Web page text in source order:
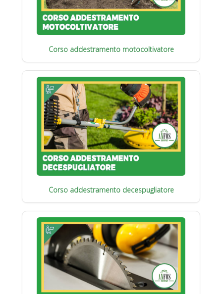
Corso addestramento motocoltivatore
Corso addestramento decespugliatore